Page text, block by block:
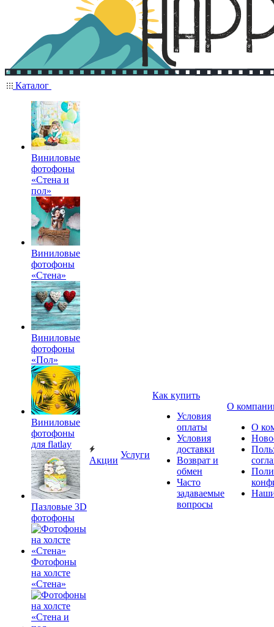
Каталог
Виниловые
фотофоны
«Стена и
пол»
Виниловые
фотофоны
«Стена»
Виниловые
фотофоны
«Пол»
Виниловые
фотофоны
для flatlay
Пазловые 3D
фотофоны
Фотофоны
на холсте
«Стена»
Акции
Услуги
Как купить
Условия
оплаты
Условия
доставки
Возврат и
обмен
Часто
задаваемые
вопросы
О
О